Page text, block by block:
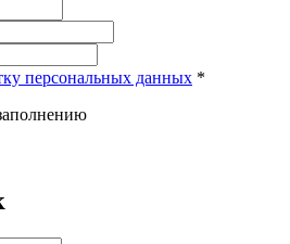
персональных данных *